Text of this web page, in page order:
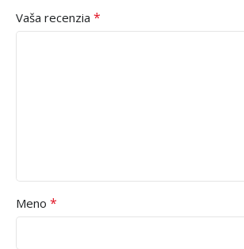
Vaša recenzia *
Meno *